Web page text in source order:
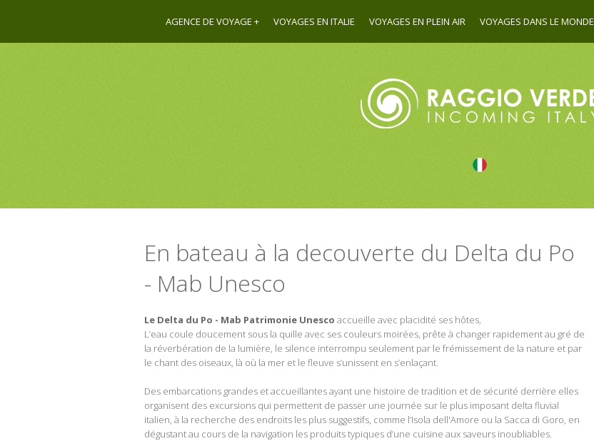
AGENCE DE VOYAGE VOYAGES EN ITALIE VOYAGES EN PLEIN AIR VOYAGES DANS LE MONDE
En bateau à la decouverte du Delta du Po
- Mab Unesco
Le Delta du Po - Mab Patrimonie Unesco accueille avec placidité ses hôtes,
L’eau coule doucement sous la quille avec ses couleurs moirées, prête à changer rapidement au gré de
la réverbération de la lumière, le silence interrompu seulement par le frémissement de la nature et par
le chant des oiseaux, là où la mer et le fleuve s’unissent en s’enlaçant.
Des embarcations grandes et accueillantes ayant une histoire de tradition et de sécurité derrière elles
organisent des excursions qui permettent de passer une journée sur le plus imposant delta fluvial
italien, à la recherche des endroits les plus suggestifs, comme l’Isola dell'Amore ou la Sacca di Goro, en
dégustant au cours de la navigation les produits typiques d’une cuisine aux saveurs inoubliables.